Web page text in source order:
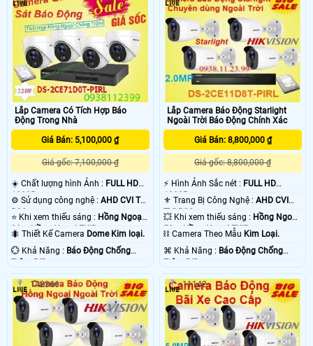
hàng quan sát báo động dành cho
Cửa Hàng , Văn Phòng , Công Ty ,
Siêu Thị , . . v
HIKVISION DS-2CD1321-I là dòng
camera chống trộm cho gia đình gia
rẻ , hình ảnh siêu nét , chất lượng
cao hiện nay , hồng ngoại quan sát
ban đêm tốt 30 mét , độ phân giải 2.
Lắp Camera Có Tích Hợp Báo
Động Trong Nhà
Giá Bán: 5,100,000 ₫
Giá gốc: 7,100,000 ₫
☀️ Chất lượng hình Ảnh : FULL HD
1080P .
⚙ Sử dụng công nghệ : AHD CVI TVI
BCS.
⭐ Khi xem thiếu sáng : Hồng Ngoại
20m Hồng Ngoại EXIR.
🐜 Thiết Kế Camera Dome Kim loại.
️💮 Khả Năng : Báo Động Chống
Lắp Camera Báo Động Starlight
Ngoài Trời Báo Động Chính Xác
Giá Bán: 8,800,000 ₫
Giá gốc: 8,800,000 ₫
️⚡ Hình Ảnh Sắc nét : FULL HD
1080P .
⚜️ Trang Bị Công Nghệ :AHD CVI
TVI BCS.
💥 Khi xem thiếu sáng : Hồng Ngoại
50m Hồng Ngoại EXIR.
⛓ Camera Theo Mẫu Kim Loại.
️⌘ Khả Năng : Báo Động Chống
142366 11142